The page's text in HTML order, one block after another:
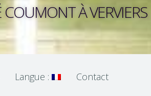
À VERVIERS
Langue : Contact